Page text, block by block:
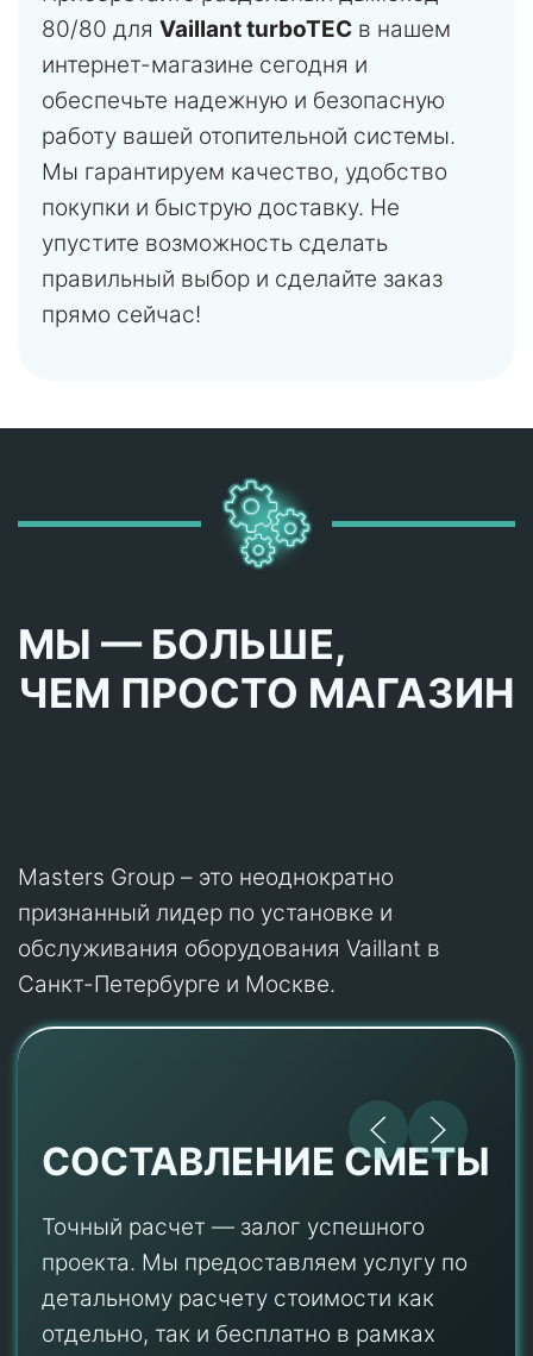
80/80 для Vaillant turboTEC в нашем
интернет-магазине сегодня и
обеспечьте надежную и безопасную
работу вашей отопительной системы.
Мы гарантируем качество, удобство
покупки и быструю доставку. Не
упустите возможность сделать
правильный выбор и сделайте заказ
прямо сейчас!
МЫ — БОЛЬШЕ,
ЧЕМ ПРОСТО МАГАЗИН
Masters Group – это неоднократно
признанный лидер по установке и
обслуживания оборудования Vaillant в
Санкт-Петербурге и Москве.
СОСТАВЛЕНИЕ СМЕТЫ
Точный расчет — залог успешного
проекта. Мы предоставляем услугу по
детальному расчету стоимости как
отдельно, так и бесплатно в рамках